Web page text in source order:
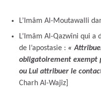
L’Imâm Al-Moutawalli
L’Imâm Al-Qazwîni qui a
de l’apostasie : «
obligatoirement exempt
ou Lui attribuer le
Charh Al-Wajîz]